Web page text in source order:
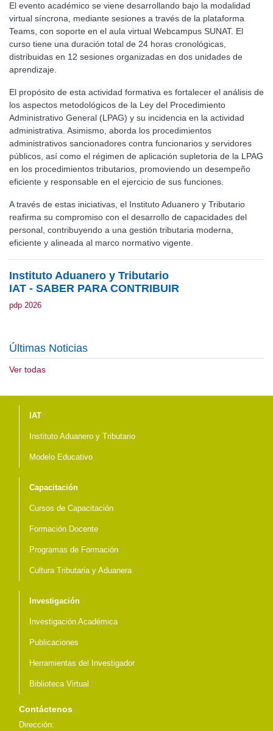
El evento académico se viene desarrollando bajo la modalidad
virtual síncrona, mediante sesiones a través de la plataforma
Teams, con soporte en el aula virtual Webcampus SUNAT. El
curso tiene una duración total de 24 horas cronológicas,
distribuidas en 12 sesiones organizadas en dos unidades de
aprendizaje.
El propósito de esta actividad formativa es fortalecer el análisis de
los aspectos metodológicos de la Ley del Procedimiento
Administrativo General (LPAG) y su incidencia en la actividad
administrativa. Asimismo, aborda los procedimientos
administrativos sancionadores contra funcionarios y servidores
públicos, así como el régimen de aplicación supletoria de la LPAG
en los procedimientos tributarios, promoviendo un desempeño
eficiente y responsable en el ejercicio de sus funciones.
A través de estas iniciativas, el Instituto Aduanero y Tributario
reafirma su compromiso con el desarrollo de capacidades del
personal, contribuyendo a una gestión tributaria moderna,
eficiente y alineada al marco normativo vigente.
Instituto Aduanero y Tributario
IAT - SABER PARA CONTRIBUIR
pdp 2026
Últimas Noticias
Ver todas
Menú del pie
IAT
Instituto Aduanero y Tributario
Modelo Educativo
Capacitación
Cursos de Capacitación
Formación Docente
Programas de Formación
Cultura Tributaria y Aduanera
Investigación
Investigación Académica
Publicaciones
Herramientas del Investigador
Biblioteca Virtual
Contáctenos
Dirección: